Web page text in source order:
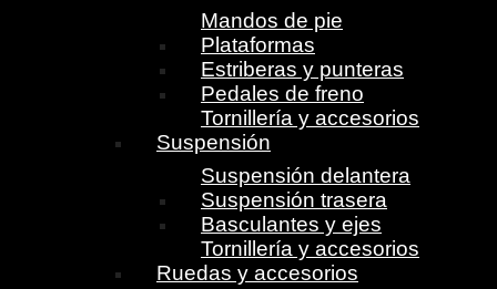
Mandos de pie
Plataformas
Estriberas y punteras
Pedales de freno
Tornillería y accesorios
Suspensión
Suspensión delantera
Suspensión trasera
Basculantes y ejes
Tornillería y accesorios
Ruedas y accesorios